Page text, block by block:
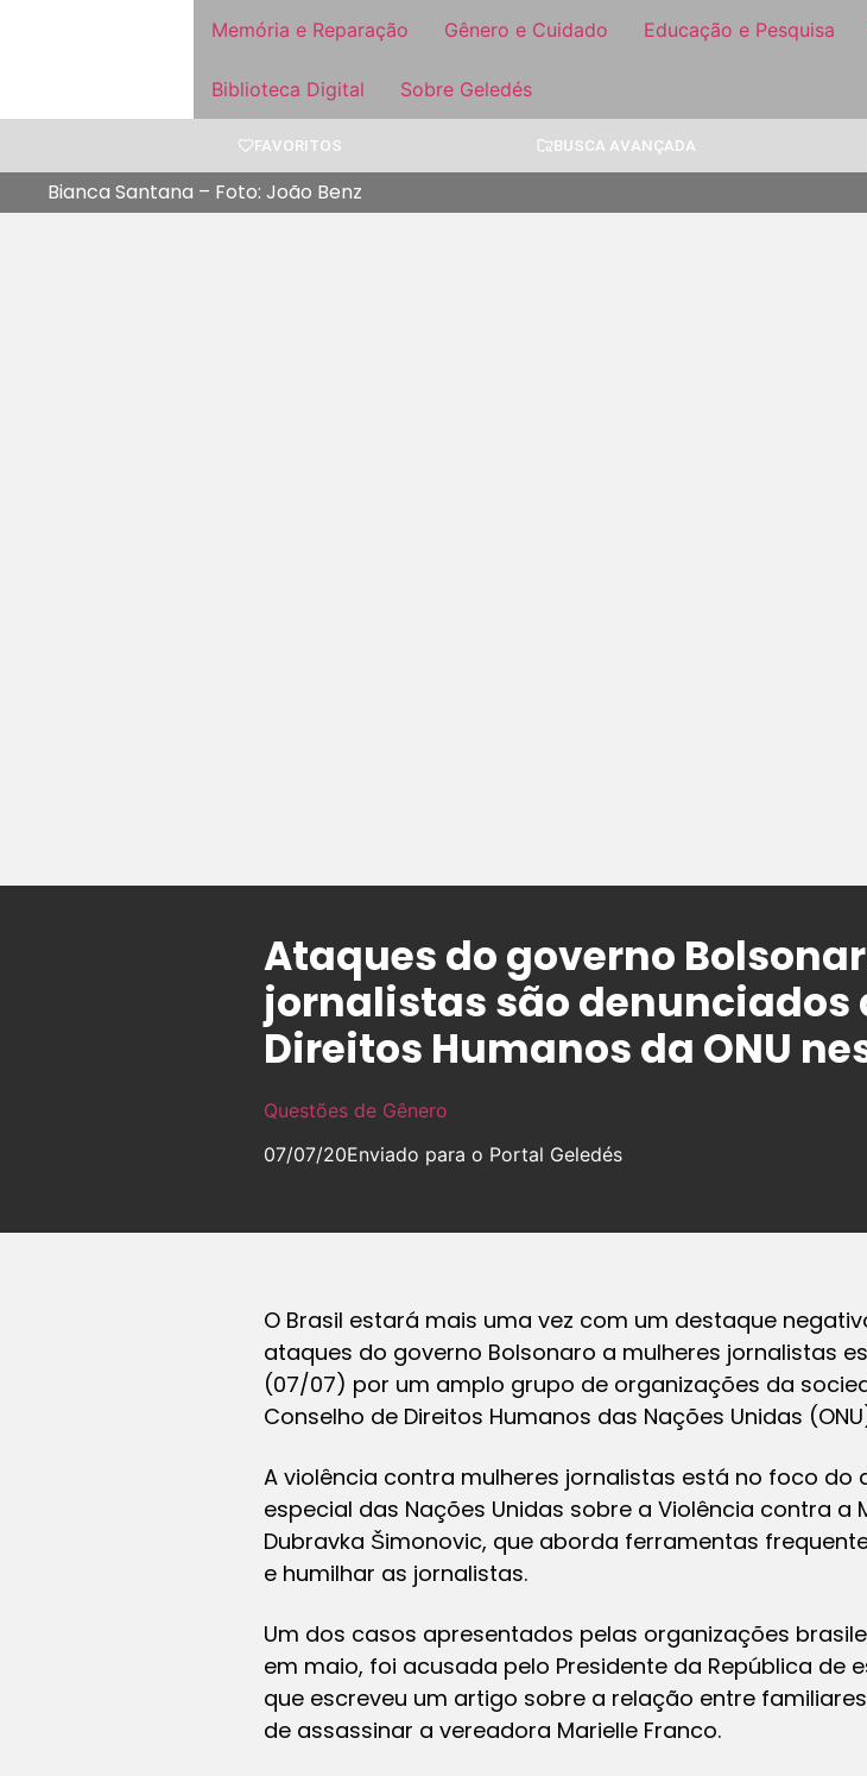
Memória e Reparação Gênero e Cuidado Educação e Pesquisa
Biblioteca Digital Sobre Geledés
FAVORITOS BUSCA AVANÇADA
Bianca Santana – Foto: João Benz
Ataques do governo
jornalistas são denunciados
Direitos Humanos da ONU
Questões de Gênero
07/07/20Enviado para o Portal Geledés
O Brasil estará mais uma vez com um destaque
ataques do governo Bolsonaro a mulheres jornalistas
(07/07) por um amplo grupo de organizações da
Conselho de Direitos Humanos das Nações Unidas
A violência contra mulheres jornalistas está no foco
especial das Nações Unidas sobre a Violência contra a
Dubravka Šimonovic, que aborda ferramentas
e humilhar as jornalistas.
Um dos casos apresentados pelas organizações
em maio, foi acusada pelo Presidente da República de
que escreveu um artigo sobre a relação entre
de assassinar a vereadora Marielle Franco.